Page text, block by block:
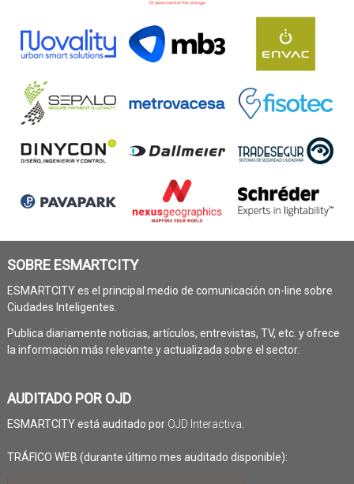
SOBRE ESMARTCITY
ESMARTCITY es el principal medio de comunicación on-line sobre
Ciudades Inteligentes.
Publica diariamente noticias, artículos, entrevistas, TV, etc. y ofrece
la información más relevante y actualizada sobre el sector.
AUDITADO POR OJD
ESMARTCITY está auditado por OJD Interactiva
TRÁFICO WEB (durante último mes auditado disponible):